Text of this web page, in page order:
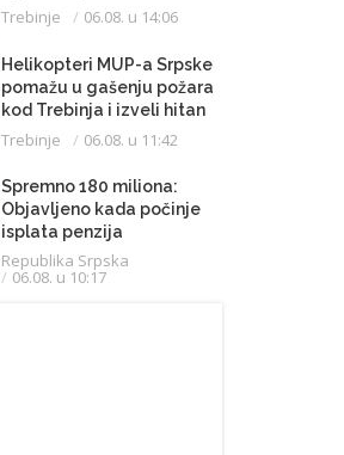
Trebinje 06.08. u 14:06
Helikopteri MUP-a Srpske
pomažu u gašenju požara
kod Trebinja i izveli hitan
medicinski let do
Beograda
Trebinje 06.08. u 11:42
Spremno 180 miliona:
Objavljeno kada počinje
isplata penzija
Republika Srpska
06.08. u 10:17